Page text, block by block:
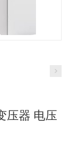
压器 电压